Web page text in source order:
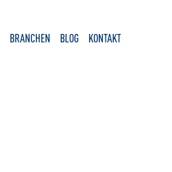
BRANCHEN BLOG KONTAKT